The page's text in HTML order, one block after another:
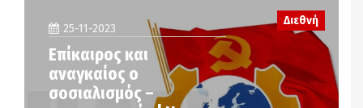
25-11-2023
Επίκαιρος και
αναγκαίος ο
σοσιαλισμός –
Διεθνή